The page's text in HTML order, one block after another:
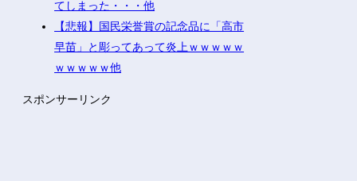
てしまった・・・他
【悲報】国民栄誉賞の記念品に「高市
早苗」と彫ってあって炎上ｗｗｗｗｗ
ｗｗｗｗｗ他
スポンサーリンク